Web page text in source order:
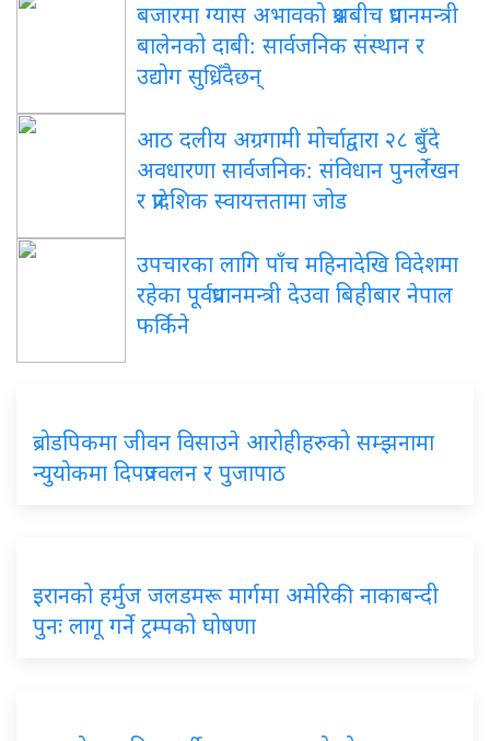
बजारमा ग्यास अभावको प्रश्नबीच प्रधानमन्त्री
बालेनको दाबी: सार्वजनिक संस्थान र
उद्योग सुध्रिँदैछन्
आठ दलीय अग्रगामी मोर्चाद्वारा २८ बुँदे
अवधारणा सार्वजनिक: संविधान पुनर्लेखन
र प्रादेशिक स्वायत्ततामा जोड
उपचारका लागि पाँच महिनादेखि विदेशमा
रहेका पूर्वप्रधानमन्त्री देउवा बिहीबार नेपाल
फर्किने
ब्रोडपिकमा जीवन विसाउने आरोहीहरुको सम्झनामा
न्युयोकमा दिपप्रज्वलन र पुजापाठ
इरानको हर्मुज जलडमरू मार्गमा अमेरिकी नाकाबन्दी
पुनः लागू गर्ने ट्रम्पको घोषणा